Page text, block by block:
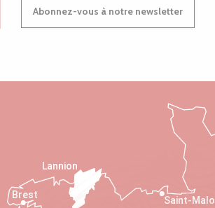
Abonnez-vous à notre newsletter
Saint-Malo
Lannion
Brest